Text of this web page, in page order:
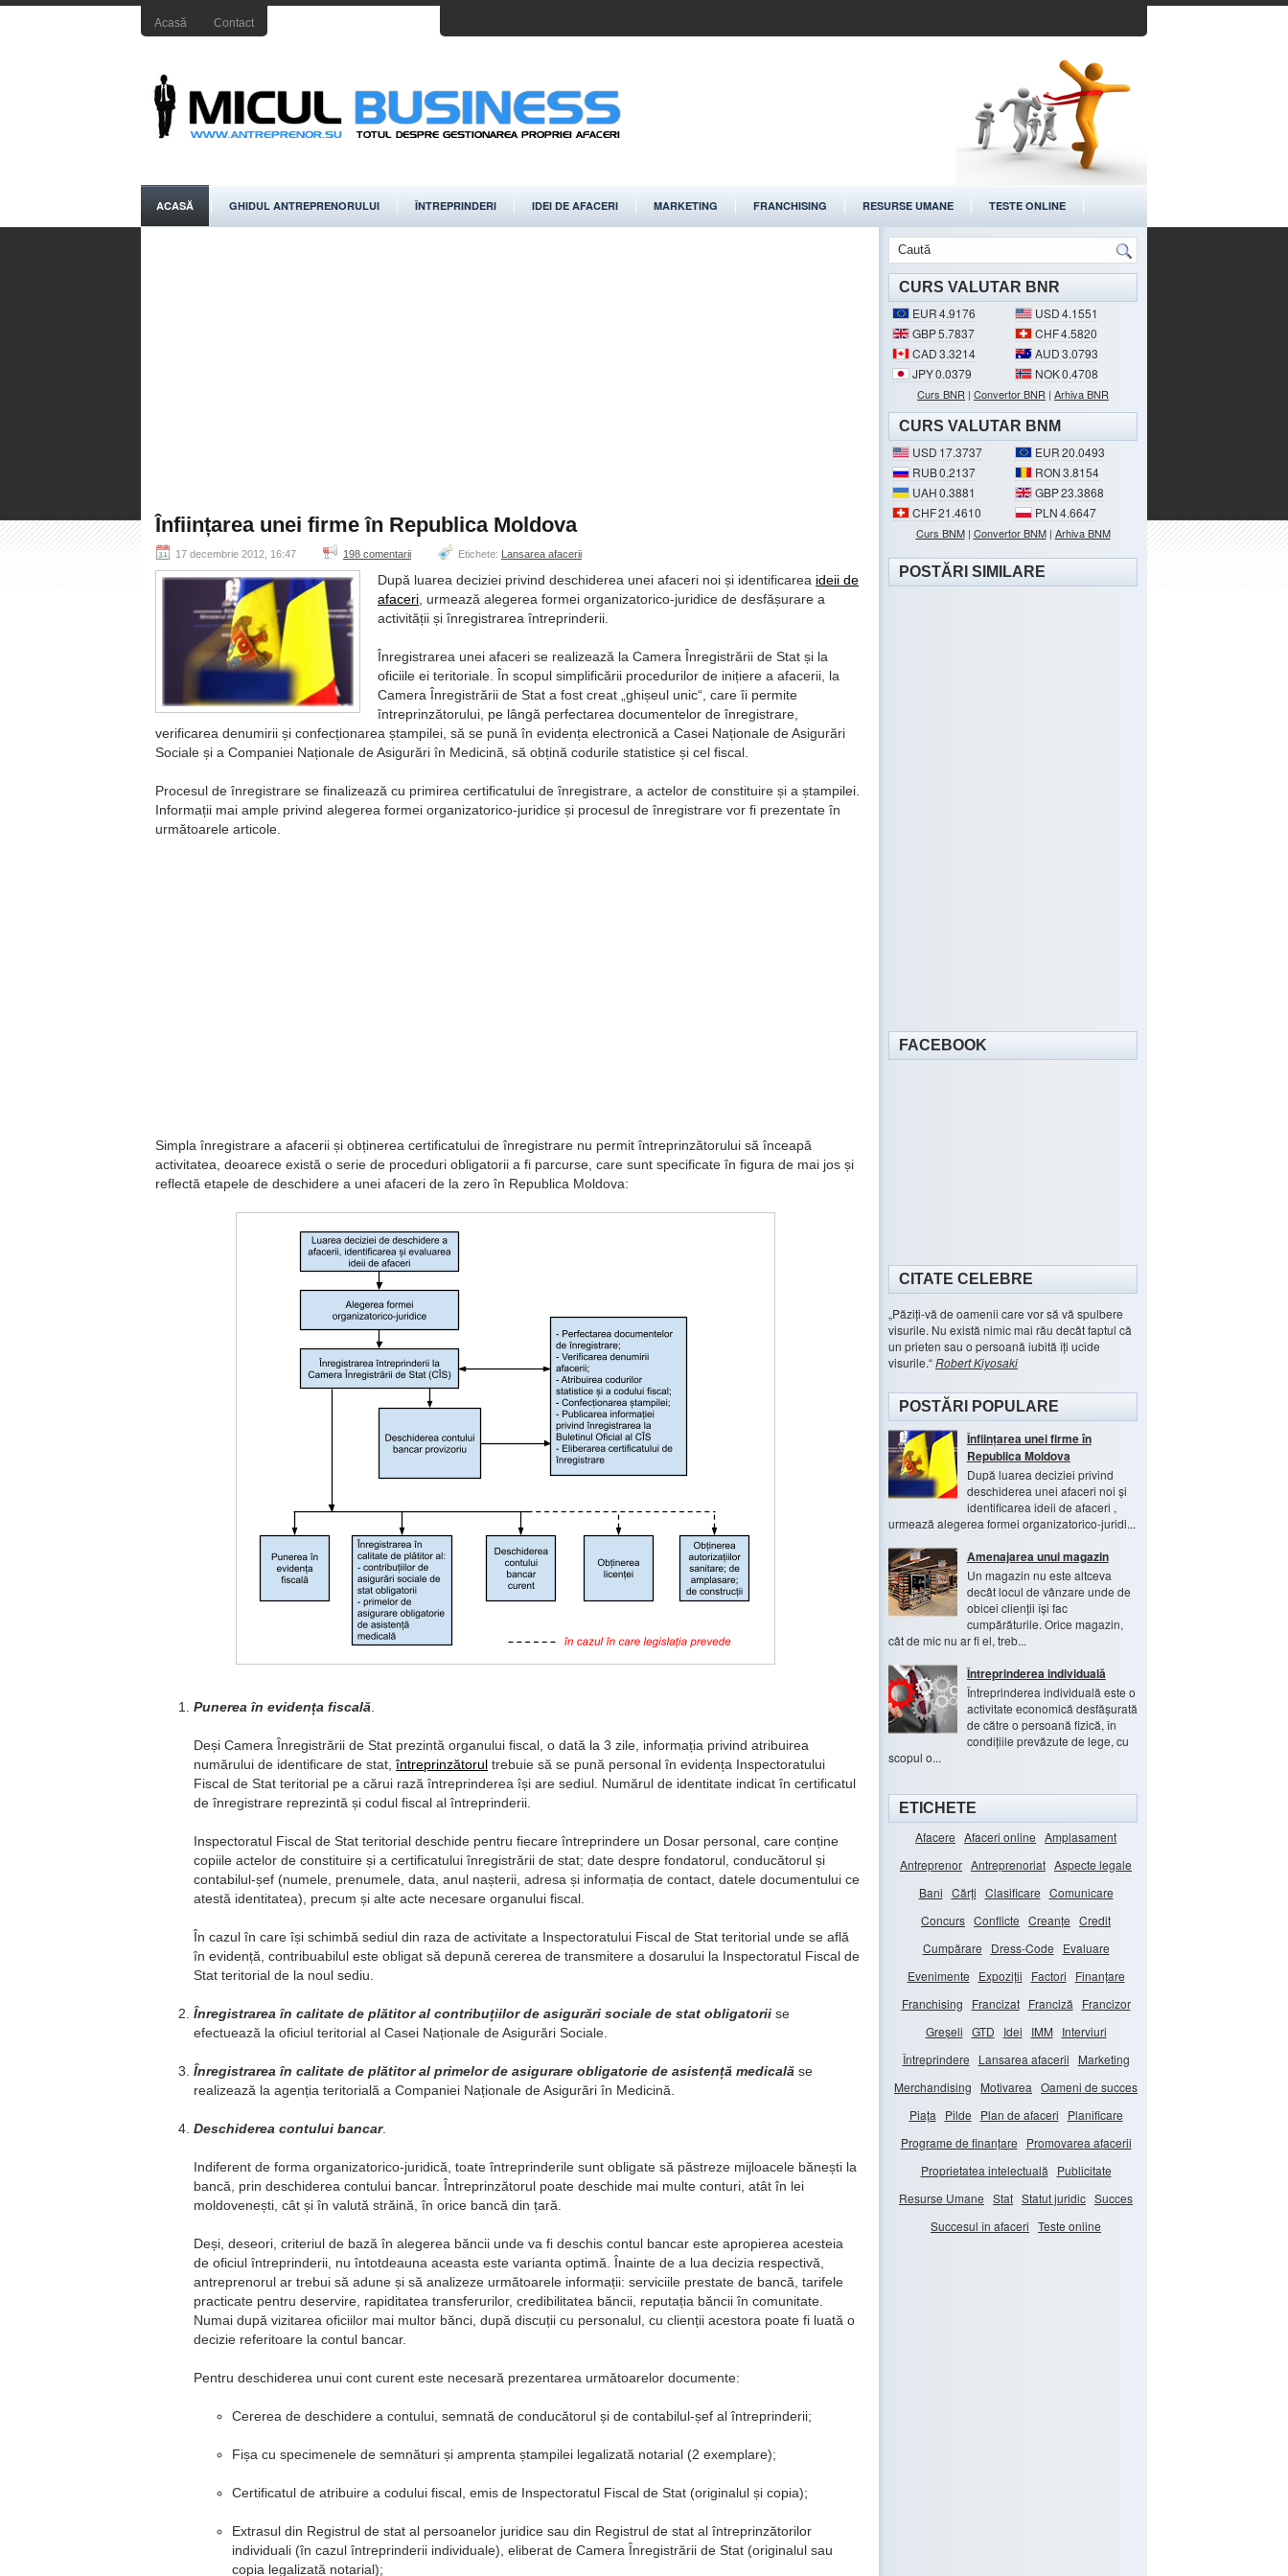
Acasă Contact
ACASĂ GHIDUL ANTREPRENORULUI ÎNTREPRINDERI IDEI DE AFACERI MARKETING FRANCHISING RESURSE UMANE TESTE ONLINE
Înființarea unei firme în Republica Moldova
17 decembrie 2012, 16:47 198 comentarii Etichete: Lansarea afacerii
După luarea deciziei privind deschiderea unei afaceri noi și identificarea ideii de
afaceri , urmează alegerea formei organizatorico-juridice de desfășurare a
activității și înregistrarea întreprinderii.
Înregistrarea unei afaceri se realizează la Camera Înregistrării de Stat și la
oficiile ei teritoriale. În scopul simplificării procedurilor de inițiere a afacerii, la
Camera Înregistrării de Stat a fost creat ghișeul unic
, care îi permite
întreprinzătorului, pe lângă perfectarea documentelor de înregistrare,
verificarea denumirii și confecționarea ștampilei, să se pună în evidența electronică a Casei Naționale de Asigurări
Sociale și a Companiei Naționale de Asigurări în Medicină, să obțină codurile statistice și cel fiscal.
Procesul de înregistrare se finalizează cu primirea certificatului de înregistrare, a actelor de constituire și a ștampilei.
Informații mai ample privind alegerea formei organizatorico-juridice și procesul de înregistrare vor fi prezentate în
următoarele articole.
Simpla înregistrare a afacerii și obținerea certificatului de înregistrare nu permit întreprinzătorului să înceapă
activitatea, deoarece există o serie de proceduri obligatorii a fi parcurse, care sunt specificate în figura de mai jos și
reflectă etapele de deschidere a unei afaceri de la zero în Republica Moldova:
Punerea în evidența fiscală
Deși Camera Înregistrării de Stat prezintă organului fiscal, o dată la 3 zile, informația privind atribuirea
numărului de identificare de stat,întreprinzătorul trebuie să se pună personal în evidența Inspectoratului
Fiscal de Stat teritorial pe a cărui rază întreprinderea își are sediul. Numărul de identitate indicat în certificatul
de înregistrare reprezintă și codul fiscal al întreprinderii.
Inspectoratul Fiscal de Stat teritorial deschide pentru fiecare întreprindere un Dosar personal, care conține
copiile actelor de constituire și a certificatului înregistrării de stat; date despre fondatorul, conducătorul și
contabilul-șef (numele, prenumele, data, anul nașterii, adresa și informația de contact, datele documentului ce
atestă identitatea), precum și alte acte necesare organului fiscal.
În cazul în care își schimbă sediul din raza de activitate a Inspectoratului Fiscal de Stat teritorial unde se află
în evidență, contribuabilul este obligat să depună cererea de transmitere a dosarului la Inspectoratul Fiscal de
Stat teritorial de la noul sediu.
Înregistrarea în calitate de plătitor al contribuțiilor de asigurări sociale de stat obligatorii se
efectuează la oficiul teritorial al Casei Naționale de Asigurări Sociale.
Înregistrarea în calitate de plătitor al primelor de asigurare obligatorie de asistență medicală se
realizează la agenția teritorială a Companiei Naționale de Asigurări în Medicină.
Deschiderea contului bancar.
Indiferent de forma organizatorico-juridică, toate întreprinderile sunt obligate să păstreze mijloacele bănești la
bancă, prin deschiderea contului bancar. Întreprinzătorul poate deschide mai multe conturi, atât în lei
moldovenești, cât și în valută străină, în orice bancă din țară.
Deși, deseori, criteriul de bază în alegerea băncii unde va fi deschis contul bancar este apropierea acesteia
de oficiul întreprinderii, nu întotdeauna aceasta este varianta optimă. Înainte de a lua decizia respectivă,
antreprenorul ar trebui să adune și să analizeze următoarele informații: serviciile prestate de bancă, tarifele
practicate pentru deservire, rapiditatea transferurilor, credibilitatea băncii, reputația băncii în comunitate.
Numai după vizitarea oficiilor mai multor bănci, după discuții cu personalul, cu clienții acestora poate fi luată o
decizie referitoare la contul bancar.
Pentru deschiderea unui cont curent este necesară prezentarea următoarelor documente:
Cererea de deschidere a contului, semnată de conducătorul și de contabilul-șef al întreprinderii;
Fișa cu specimenele de semnături și amprenta ștampilei legalizată notarial (2 exemplare);
Certificatul de atribuire a codului fiscal, emis de Inspectoratul Fiscal de Stat (originalul și copia);
Extrasul din Registrul de stat al persoanelor juridice sau din Registrul de stat al întreprinzătorilor
individuali (în cazul întreprinderii individuale), eliberat de Camera Înregistrării de Stat (originalul sau
copia legalizată notarial);
CURS VALUTAR BNR
EUR4.9176 USD4.1551
GBP5.7837 CHF4.5820
CAD3.3214 AUD3.0793
JPY0.0379 NOK0.4708
Curs BNR | Convertor BNR | Arhiva BNR
CURS VALUTAR BNM
USD 17.3737 EUR20.0493
RUB0.2137 RON3.8154
UAH0.3881 GBP23.3868
CHF21.4610 PLN4.6647
Curs BNM| Convertor BNM| Arhiva BNM
POSTĂRI SIMILARE
FACEBOOK
CITATE CELEBRE
Păziți-vă de oamenii care vor să vă spulbere
visurile. Nu există nimic mai rău decât faptul că
un prieten sau o persoană iubită îți ucide
visurile. Robert Kiyosaki
POSTĂRI POPULARE
Înființarea unei firme în
Republica Moldova
După luarea deciziei privind
deschiderea unei afaceri noi și
identificarea ideii de afaceri ,
urmează alegerea formei organizatorico-juridi...
Amenajarea unui magazin
Un magazin nu este altceva
decât locul de vânzare unde de
obicei clienții își fac
cumpărăturile. Orice magazin,
cât de mic nu ar fi el, treb...
Întreprinderea individuală
Întreprinderea individuală este o
activitate economică desfășurată
de către o persoană fizică, în
condițiile prevăzute de lege, cu
scopul o...
ETICHETE
Afacere Afaceri online Amplasament
Antreprenor Antreprenoriat Aspecte legale
Bani Cărți Clasificare Comunicare
Concurs Conflicte Creanțe Credit
Cumpărare
Dress-Code
Evaluare
Evenimente
Expoziții Factori
Finanțare
Franchising
Francizat Franciză
Francizor
Greșeli GTD Idei IMM
Interviuri
Întreprindere
Lansarea afacerii
Marketing
Merchandising
Motivarea Oameni de succes
Piața
Pilde Plan de afaceri
Planificare
Programe de finanțare
Promovarea afacerii
Proprietatea intelectuală
Publicitate
Resurse Umane Stat Statut juridic Succes
Succesul în afaceri Teste online